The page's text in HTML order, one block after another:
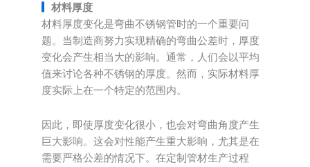
材料厚度
材料厚度变化是弯曲不锈钢管时的一个重要问
题。当制造商努力实现精确的弯曲公差时，厚度
变化会产生相当大的影响。通常，人们会以平均
值来讨论各种不锈钢的厚度。然而，实际材料厚
度实际上在一个特定的范围内。
因此，即使厚度变化很小，也会对弯曲角度产生
巨大影响。这会对性能产生重大影响，尤其是在
需要严格公差的情况下。在定制管材生产过程